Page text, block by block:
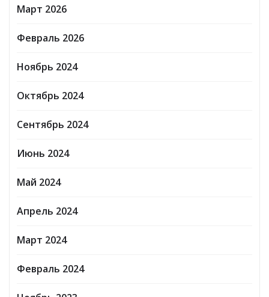
Март 2026
Февраль 2026
Ноябрь 2024
Октябрь 2024
Сентябрь 2024
Июнь 2024
Май 2024
Апрель 2024
Март 2024
Февраль 2024